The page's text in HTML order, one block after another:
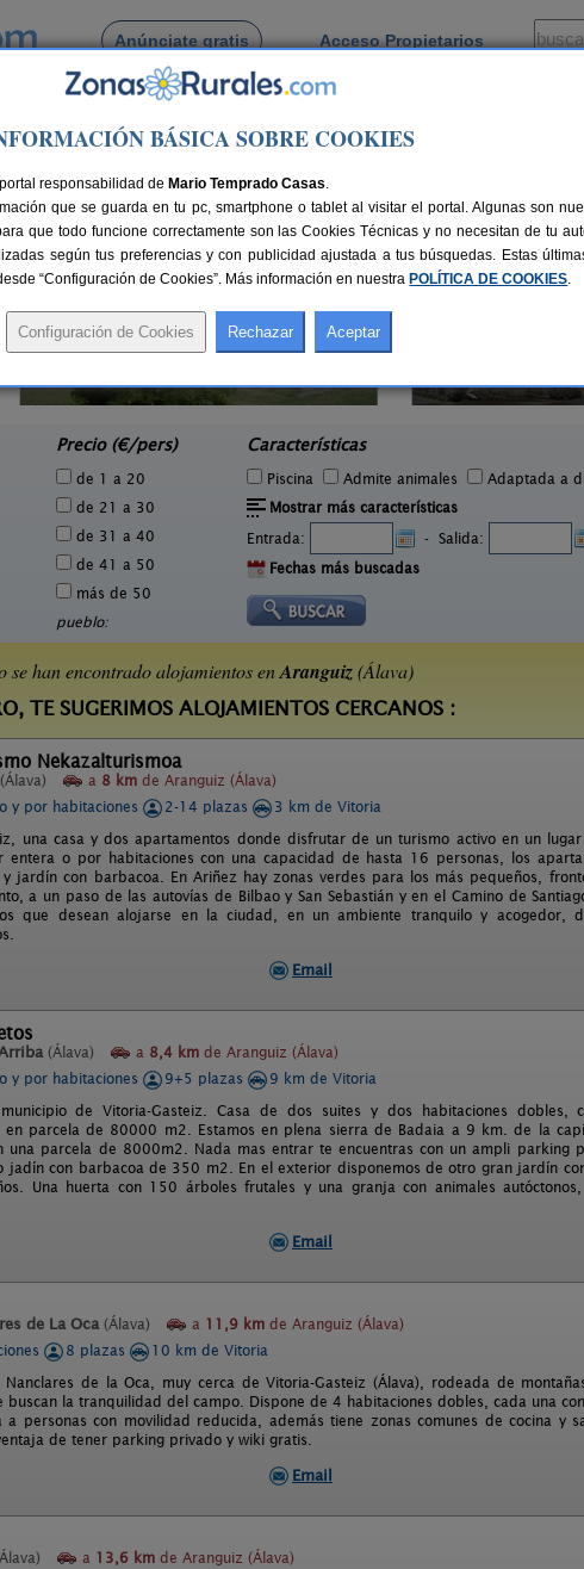
Anúnciate gratis Acceso Propietarios
por pueblo
Gorbea Bide
Precio (€/pers)
de 1 a 20
de 21 a 30
de 31 a 40
de 41 a 50
más de 50
pueblo:
Características
Piscina Admite animales
Adaptada a
Mostrar más características
Entrada:
- Salida:
Fechas más buscadas
se han encontrado alojamientos enAranguiz(Álava)
TE SUGERIMOS ALOJAMIENTOS CERCANOS :
Nekazalturismoa
(Álava) a 8 km de Aranguiz (Álava)
y por habitaciones
2-14 plazas
3 km de Vitoria
una casa y dos apartamentos donde disfrutar de un turismo activo en un
entera o por habitaciones con una capacidad de hasta 16 personas, los
y jardín con barbacoa. En Ariñez hay zonas verdes para los más pequeños,
a un paso de las autovías de Bilbao y San Sebastián y en el Camino de
que desean alojarse en la ciudad, en un ambiente tranquilo y acogedor,
Email
(Álava) a 8,4 km de Aranguiz (Álava)
y por habitaciones
9+5 plazas
9 km de Vitoria
de Vitoria-Gasteiz. Casa de dos suites y dos habitaciones dobles,
en parcela de 80000 m2. Estamos en plena sierra de Badaia a 9 km. de la
una parcela de 8000m2. Nada mas entrar te encuentras con un ampli parking
jadín con barbacoa de 350 m2. En el exterior disponemos de otro gran jardín
Una huerta con 150 árboles frutales y una granja con animales
Email
de La Oca (Álava) a 11,9 km de Aranguiz (Álava)
8 plazas
10 km de Vitoria
de la Oca, muy cerca de Vitoria-Gasteiz (Álava), rodeada de
buscan la tranquilidad del campo. Dispone de 4 habitaciones dobles, cada una
personas con movilidad reducida, además tiene zonas comunes de cocina y
de tener parking privado y wiki gratis.
Email
a 13,6 km de Aranguiz (Álava)
BÁSICA SOBRE COOKIES
responsabilidad de Mario Temprado Casas.
que se guarda en tu pc, smartphone o tablet al visitar el portal. Algunas son
que todo funcione correctamente son las Cookies Técnicas y no necesitan de tu
según tus preferencias y con publicidad ajustada a tus búsquedas. Estas
“Configuración de Cookies”. Más información en nuestra POLÍTICA DE COOKIES.